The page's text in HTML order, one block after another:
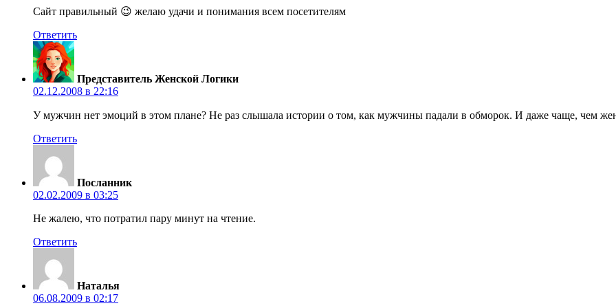
Сайт правильный 😉 желаю удачи и понимания всем посетителям
Ответить
Представитель Женской Логики
02.12.2008 в 22:16
У мужчин нет эмоций в этом плане? Не раз слышала истории о том, как мужчины падали в обморок. И даже чаще, чем
Ответить
Посланник
02.02.2009 в 03:25
Не жалею, что потратил пару минут на чтение.
Ответить
Наталья
06.08.2009 в 02:17